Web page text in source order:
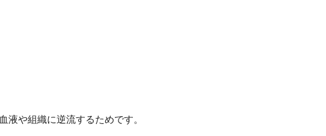
や組織に逆流するためです。